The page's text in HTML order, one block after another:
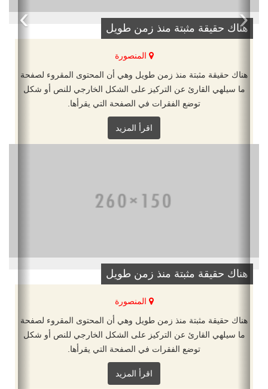
هناك حقيقة مثبتة منذ زمن طويل
المنصورة
هناك حقيقة مثبتة منذ زمن طويل وهي أن المحتوى المقروء لصفحة
ما سيلهي القارئ عن التركيز على الشكل الخارجي للنص أو شكل
توضع الفقرات في الصفحة التي يقرأها.
اقرأ المزيد
هناك حقيقة مثبتة منذ زمن طويل
المنصورة
هناك حقيقة مثبتة منذ زمن طويل وهي أن المحتوى المقروء لصفحة
ما سيلهي القارئ عن التركيز على الشكل الخارجي للنص أو شكل
توضع الفقرات في الصفحة التي يقرأها.
اقرأ المزيد
‹
›